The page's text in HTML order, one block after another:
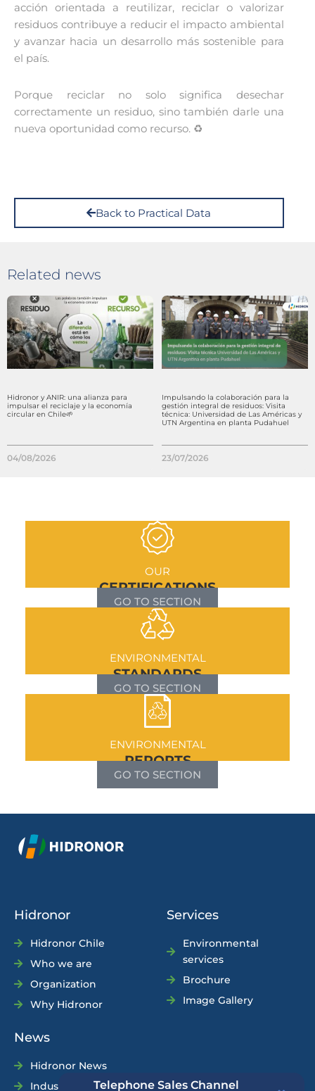
Telephone Sales Channel
acción orientada a reutilizar, reciclar o valorizar
residuos contribuye a reducir el impacto ambiental
y avanzar hacia un desarrollo más sostenible para
el país.
Porque reciclar no solo significa desechar
correctamente un residuo, sino también darle una
nueva oportunidad como recurso. ♻️
Back to Practical Data
Related news
Hidronor y ANIR: una alianza para
impulsar el reciclaje y la economía
circular en Chile🌱
04/08/2026
Impulsando la colaboración para la
gestión integral de residuos: Visita
técnica: Universidad de Las Américas y
UTN Argentina en planta Pudahuel
23/07/2026
OUR
CERTIFICATIONS
GO TO SECTION
ENVIRONMENTAL
STANDARDS
GO TO SECTION
ENVIRONMENTAL
REPORTS
GO TO SECTION
Hidronor
Hidronor Chile
Who we are
Organization
Why Hidronor
Services
Environmental
services
Brochure
Image Gallery
News
Hidronor News
Industry News